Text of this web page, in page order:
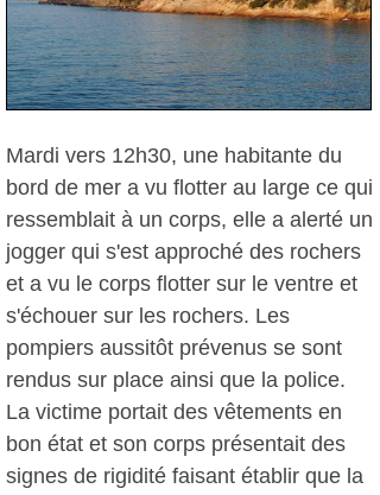
Mardi vers 12h30, une habitante du
bord de mer a vu flotter au large ce qui
ressemblait à un corps, elle a alerté un
jogger qui s'est approché des rochers
et a vu le corps flotter sur le ventre et
s'échouer sur les rochers. Les
pompiers aussitôt prévenus se sont
rendus sur place ainsi que la police.
La victime portait des vêtements en
bon état et son corps présentait des
signes de rigidité faisant établir que la